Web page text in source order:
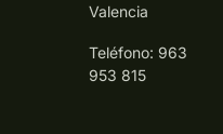
Valencia
Teléfono: 963
953 815